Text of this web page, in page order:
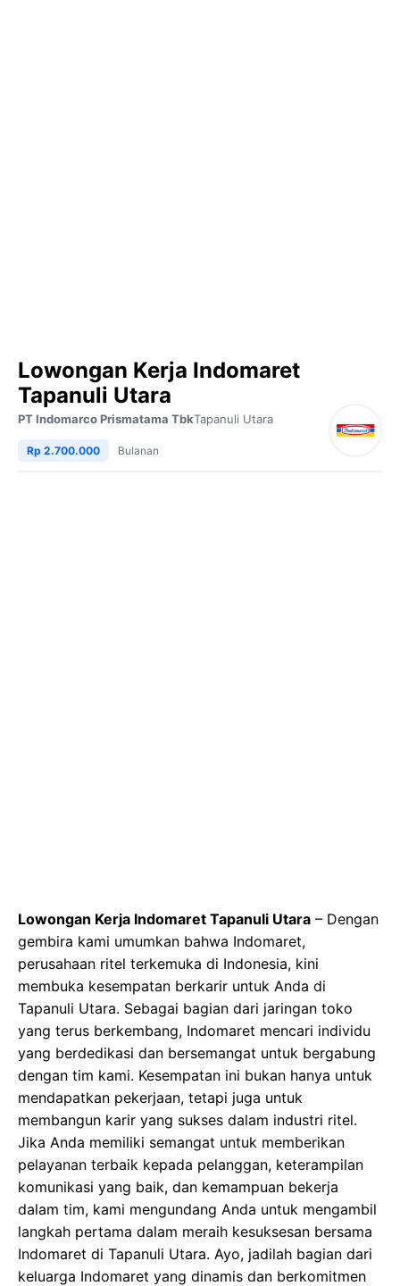
Lowongan Kerja Indomaret
Tapanuli Utara
PT Indomarco Prismatama TbkTapanuli Utara
Rp 2.700.000 Bulanan
Lowongan Kerja Indomaret Tapanuli Utara – Dengan
gembira kami umumkan bahwa Indomaret,
perusahaan ritel terkemuka di Indonesia, kini
membuka kesempatan berkarir untuk Anda di
Tapanuli Utara. Sebagai bagian dari jaringan toko
yang terus berkembang, Indomaret mencari individu
yang berdedikasi dan bersemangat untuk bergabung
dengan tim kami. Kesempatan ini bukan hanya untuk
mendapatkan pekerjaan, tetapi juga untuk
membangun karir yang sukses dalam industri ritel.
Jika Anda memiliki semangat untuk memberikan
pelayanan terbaik kepada pelanggan, keterampilan
komunikasi yang baik, dan kemampuan bekerja
dalam tim, kami mengundang Anda untuk mengambil
langkah pertama dalam meraih kesuksesan bersama
Indomaret di Tapanuli Utara. Ayo, jadilah bagian dari
keluarga Indomaret yang dinamis dan berkomitmen